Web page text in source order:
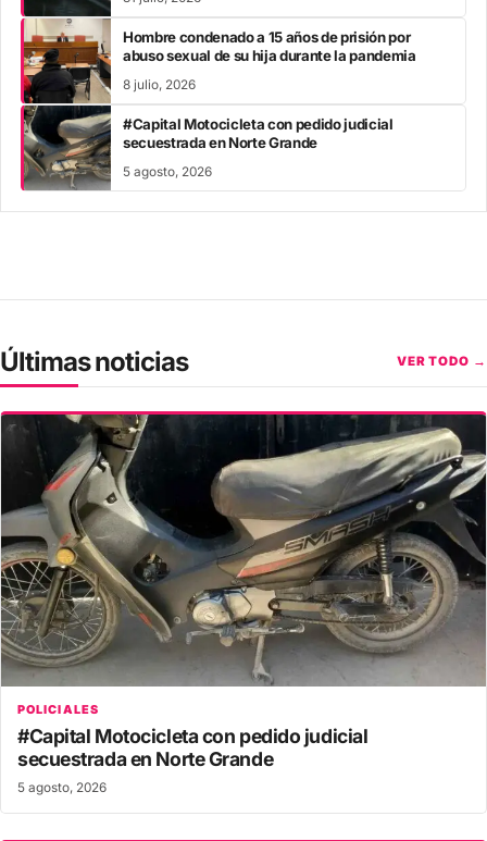
Hombre condenado a 15 años de prisión por
abuso sexual de su hija durante la pandemia
8 julio, 2026
#Capital Motocicleta con pedido judicial
secuestrada en Norte Grande
5 agosto, 2026
Últimas noticias VER TODO →
POLICIALES
#Capital Motocicleta con pedido judicial
secuestrada en Norte Grande
5 agosto, 2026